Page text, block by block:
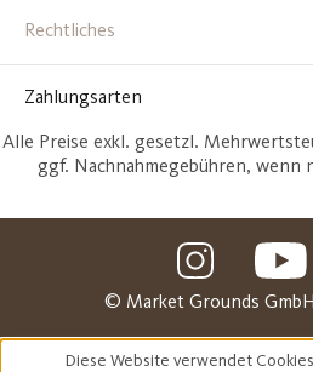
Rechtliches
Zahlungsarten
Alle Preise exkl. gesetzl.
ggf. Nachnahmegebühren, wenn
© Market Grounds
Diese Website verwendet